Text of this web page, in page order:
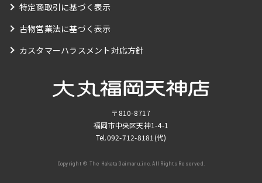
特定商取引に基づく表示
古物営業法に基づく表示
カスタマーハラスメント対応方針
〒810-8717
福岡市中央区天神1-4-1
Tel.092-712-8181(代)
Copyright © The Hakata Daimaru,inc. All Rights Reserved.